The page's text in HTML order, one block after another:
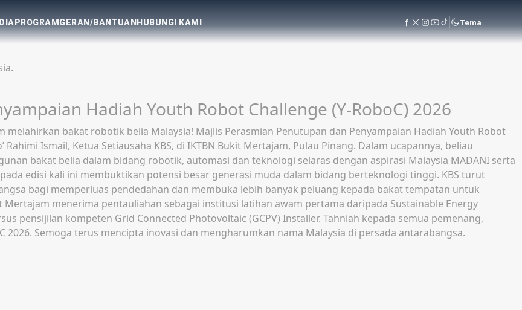
PROGRAMGERAN/BANTUANHUBUNGI KAMI Tema
Hadiah Youth Robot Challenge (Y-RoboC) 2026
melahirkan bakat robotik belia Malaysia! Majlis Perasmian Penutupan dan Penyampaian Hadiah Youth Robot
Ismail, Ketua Setiausaha KBS, di IKTBN Bukit Mertajam, Pulau Pinang. Dalam ucapannya, beliau
bakat belia dalam bidang robotik, automasi dan teknologi selaras dengan aspirasi Malaysia MADANI serta
edisi kali ini membuktikan potensi besar generasi muda dalam bidang berteknologi tinggi. KBS turut
bagi memperluas pendedahan dan membuka lebih banyak peluang kepada bakat tempatan untuk
menerima pentauliahan sebagai institusi latihan awam pertama daripada Sustainable Energy
pensijilan kompeten Grid Connected Photovoltaic (GCPV) Installer. Tahniah kepada semua pemenang,
Semoga terus mencipta inovasi dan mengharumkan nama Malaysia di persada antarabangsa.